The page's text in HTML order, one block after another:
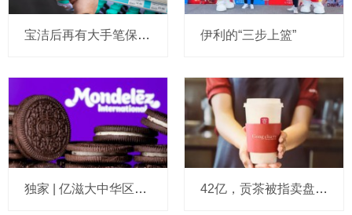
宝洁后再有大手笔保健品收购：麒麟超90亿拿下健美生，在华已入驻山姆和开市客等多渠道，为何超300亿资本一周内“疯抢”VMS？ 伊利的“三步上篮”
独家 | 亿滋大中华区市场与发展部“一号位”迎来新变动，曲向明将卸任 42亿，贡茶被指卖盘在即：有“新茶饮祖师爷”之称，贝恩资本拟接手